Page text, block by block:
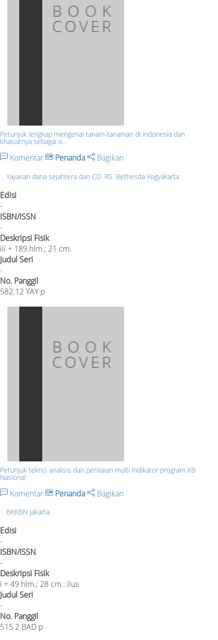
Petunjuk lengkap mengenai tanam-tanaman di indonesia dan
khasiatnya sebagai o…
Komentar Penanda Bagikan
Yayasan dana sejahtera dan CD. RS. Bethesda Yogyakarta
Edisi
-
ISBN/ISSN
-
Deskripsi Fisik
iii + 189 hlm.; 21 cm.
Judul Seri
-
No. Panggil
582.12 YAY p
Petunjuk teknis analisis dan penilaian multi indikator program KB
Nasional
Komentar Penanda Bagikan
BKKBN Jakarta
Edisi
-
ISBN/ISSN
-
Deskripsi Fisik
i + 49 hlm.; 28 cm.: ilus
Judul Seri
-
No. Panggil
515.2 BAD p